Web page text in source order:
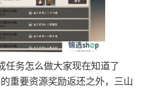
任务怎么做大家现在知道了
重要资源奖励返还之外，三山